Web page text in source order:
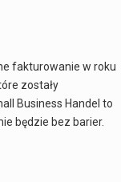
fakturowanie w roku
zostały
Business Handel to
będzie bez barier.